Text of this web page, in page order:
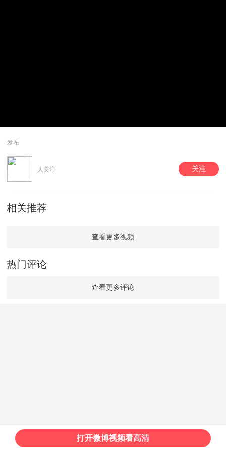
发布
人关注 关注
相关推荐
查看更多视频
热门评论
查看更多评论
打开微博视频看高清